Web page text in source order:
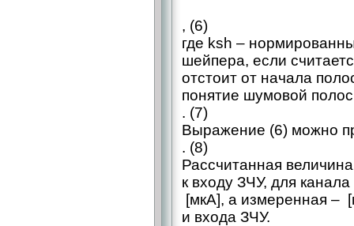
, (6)
где ksh –
шейпера, если
отстоит от начала
понятие шумовой
. (7)
Выражение (6) можно
. (8)
Рассчитанная
к входу ЗЧУ, для
[мкA], а измеренная –
и входа ЗЧУ.